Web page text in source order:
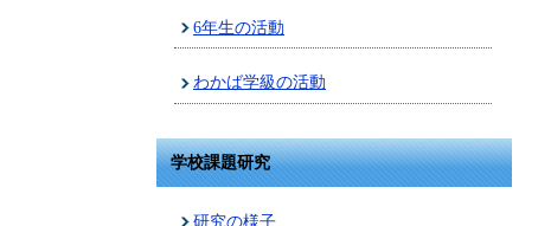
6年生の活動
わかば学級の活動
学校課題研究
研究の様子